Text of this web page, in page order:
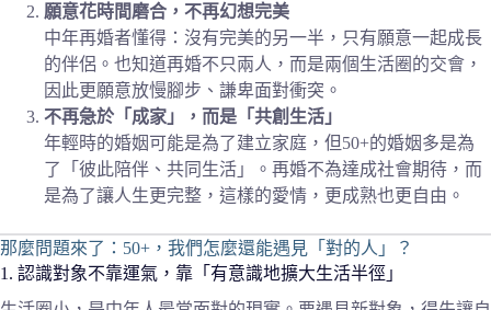
願意花時間磨合，不再幻想完美
中年再婚者懂得：沒有完美的另一半，只有願意一起成長
的伴侶。也知道再婚不只兩人，而是兩個生活圈的交會，
因此更願意放慢腳步、謙卑面對衝突。
不再急於「成家」，而是「共創生活」
年輕時的婚姻可能是為了建立家庭，但50+的婚姻多是為
了「彼此陪伴、共同生活」。再婚不為達成社會期待，而
是為了讓人生更完整，這樣的愛情，更成熟也更自由。
那麼問題來了：50+，我們怎麼還能遇見「對的人」？
1. 認識對象不靠運氣，靠「有意識地擴大生活半徑」